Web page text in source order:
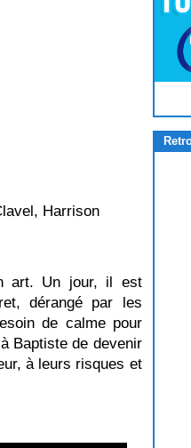
Harrison
art. Un jour, il est
dérangé par les
de calme pour
Baptiste de devenir
à leurs risques et